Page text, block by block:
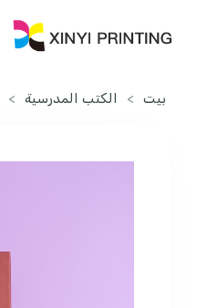
بيت > الكتب المدرسية >